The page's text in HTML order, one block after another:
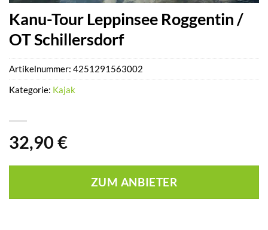
Kanu-Tour Leppinsee Roggentin /
OT Schillersdorf
32,90 €
ZUM ANBIETER
Artikelnummer: 4251291563002
Kategorie: Kajak